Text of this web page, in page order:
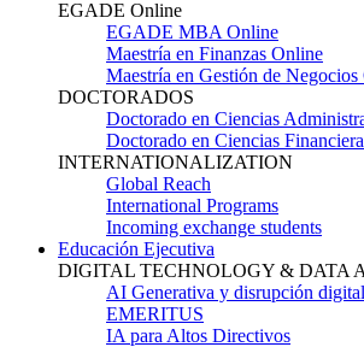
EGADE Online
EGADE MBA Online
Maestría en Finanzas Online
Maestría en Gestión de
DOCTORADOS
Doctorado en Ciencias
Doctorado en Ciencias
INTERNATIONALIZATION
Global Reach
International Programs
Incoming exchange students
Educación Ejecutiva
DIGITAL TECHNOLOGY & DATA
AI Generativa y disrupción
EMERITUS
IA para Altos Directivos